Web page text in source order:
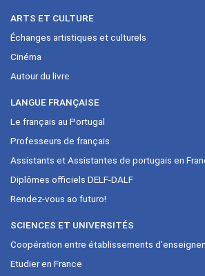
ARTS ET CULTURE
Échanges artistiques et culturels
Cinéma
Autour du livre
LANGUE FRANÇAISE
Le français au Portugal
Professeurs de français
Assistants et Assistantes de portugais en
Diplômes officiels DELF-DALF
Rendez-vous ao futuro!
SCIENCES ET UNIVERSITÉS
Coopération entre établissements
Etudier en France